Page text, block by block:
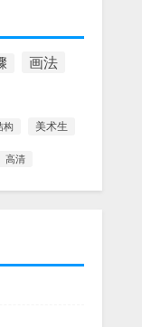
画法
构 美术生
高清